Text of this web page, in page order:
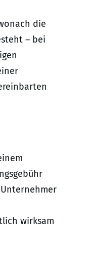
die
– bei
wirksam